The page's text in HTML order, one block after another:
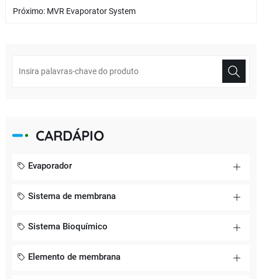
Próximo: MVR Evaporator System
CARDÁPIO
Evaporador
Sistema de membrana
Sistema Bioquímico
Elemento de membrana